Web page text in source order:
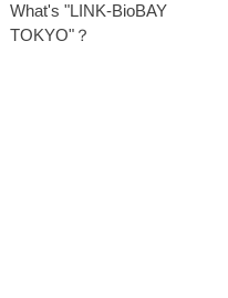
What's "LINK-BioBAY
TOKYO"？